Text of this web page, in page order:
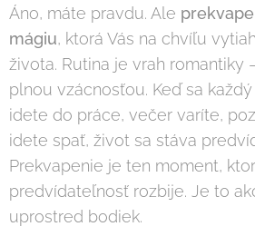
Áno, máte pravdu. Ale
mágiu, ktorá Vás na chvíľu
života. Rutina je vrah romantiky
plnou vzácnosťou. Keď sa
idete do práce, večer varíte,
idete spať, život sa stáva
Prekvapenie je ten moment,
predvídateľnosť rozbije. Je to
uprostred bodiek.